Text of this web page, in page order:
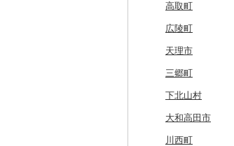
上富良野町
和寒町
紋別市
乙部町
根室市
三笠市
東川町
横浜町
野辺地町
佐井村
六戸町
五所川原市
平川市
蓬田村
盛岡市
遠野市
奥州市
雫石町
岩手県（県庁）
一関市
久慈市
七ヶ宿町
大崎市
塩竈市
石巻市
多賀城市
宮城県（県庁）
亘理町
秋田県（県庁）
秋田市
男鹿市
美郷町
東成瀬村
五城目町
北秋田市
鶴岡市
山形県（県庁）
金山町
東根市
飯豊町
鮭川村
大蔵村
川俣町
郡山市
西会津町
玉川村
いわき市
南会津町
田村市
東海村
美浦村
大洗町
河内町
ひたちなか市
龍ケ崎市
守谷市
那須烏山市
矢板市
さくら市
足利市
那須町
鹿沼市
下野市
千代田町
みなかみ町
片品村
富岡市
館林市
伊勢崎市
東吾妻町
坂戸市
鳩山町
埼玉県（県庁）
神川町
東秩父村
横瀬町
三芳町
銚子市
君津市
旭市
南房総市
八街市
東金市
九十九里町
府中市
国分寺市
東村山市
中央区
あきる野市
中野区
荒川区
神奈川県（県庁）
鎌倉市
大和市
伊勢原市
小田原市
湯河原町
秦野市
見附市
糸魚川市
胎内市
上越市
阿賀野市
津南町
新潟県（県庁）
内灘町
かほく市
小松市
志賀町
加賀市
大野市
敦賀市
おおい町
永平寺町
道志村
忍野村
笛吹市
中央市
北杜市
鳴沢村
西桂町
長野市
根羽村
池田町
須坂市
川上村
信濃町
南牧村
羽島市
本巣市
川辺町
大垣市
輪之内町
神戸町
瑞浪市
島田市
沼津市
伊豆市
裾野市
焼津市
富士宮市
河津町
江南市
みよし市
西尾市
武豊町
幸田町
碧南市
岡崎市
菰野町
紀宝町
伊勢市
四日市市
大台町
尾鷲市
三重県（県庁）
豊郷町
多賀町
野洲市
綾部市
笠置町
南丹市
宇治市
京丹波町
京都府（府庁）
大山崎町
泉南市
忠岡町
四條畷市
寝屋川市
泉大津市
池田市
守口市
新温泉町
福崎町
西脇市
宍粟市
丹波市
豊岡市
加東市
高取町
広陵町
天理市
三郷町
下北山村
大和高田市
川西町